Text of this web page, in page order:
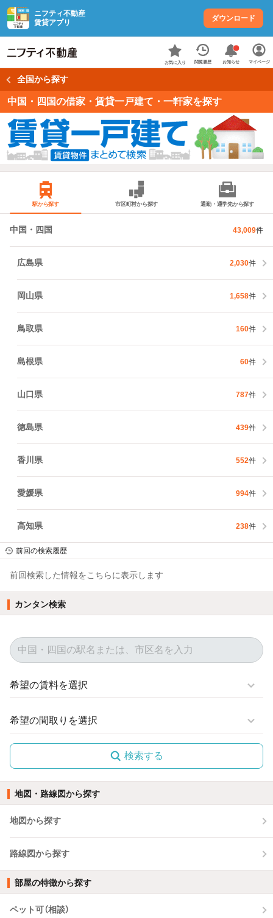
ニフティ不動産
賃貸アプリ
ダウンロード
お気に入り 閲覧履歴 お知らせ マイページ
全国から探す
中国・四国の借家・賃貸一戸建て・一軒家を探す
駅から探す 市区町村から探す 通勤・通学先から探す
中国・四国 43,009件
広島県 2,030件
岡山県 1,658件
鳥取県 160件
島根県 60件
山口県 787件
徳島県 439件
香川県 552件
愛媛県 994件
高知県 238件
前回の検索履歴
前回検索した情報をこちらに表示します
カンタン検索
検索する
地図・路線図から探す
地図から探す
路線図から探す
部屋の特徴から探す
ペット可（相談）